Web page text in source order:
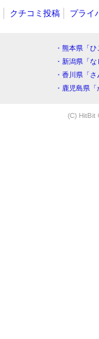
クチコミ投稿 プライ
・熊本県「
・新潟県「
・香川県「
・鹿児島県
(C) HitBit